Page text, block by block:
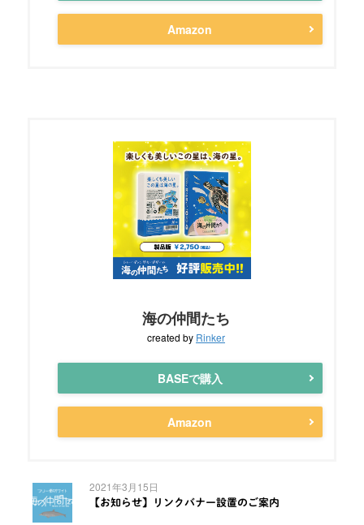
Amazon
海の仲間たち
created by Rinker
BASEで購入
Amazon
2021年3月15日
【お知らせ】リンクバナー設置のご案内